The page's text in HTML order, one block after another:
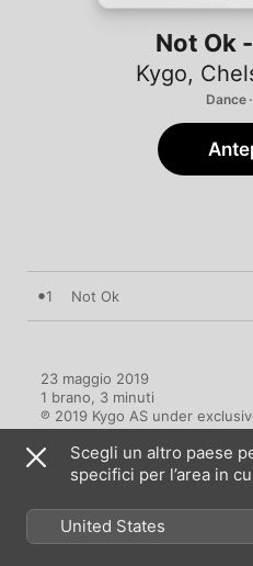
Not Ok
Kygo,
Dance
1 Not Ok
23 maggio 2019
1 brano, 3 minuti
℗ 2019 Kygo AS under
Entertainment International
Scegli un altro paese
specifici per l’area in
United States